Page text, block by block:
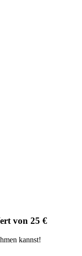
von 25 €
kannst!